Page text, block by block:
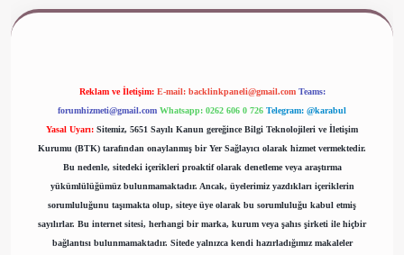
Reklam ve İletişim: E-mail: backlinkpaneli@gmail.com Teams:
forumhizmeti@gmail.com Whatsapp: 0262 606 0 726 Telegram: @karabul
Yasal Uyarı: Sitemiz, 5651 Sayılı Kanun gereğince Bilgi Teknolojileri ve İletişim
Kurumu (BTK) tarafından onaylanmış bir Yer Sağlayıcı olarak hizmet vermektedir.
Bu nedenle, sitedeki içerikleri proaktif olarak denetleme veya araştırma
yükümlülüğümüz bulunmamaktadır. Ancak, üyelerimiz yazdıkları içeriklerin
sorumluluğunu taşımakta olup, siteye üye olarak bu sorumluluğu kabul etmiş
sayılırlar. Bu internet sitesi, herhangi bir marka, kurum veya şahıs şirketi ile hiçbir
bağlantısı bulunmamaktadır. Sitede yalnızca kendi hazırladığımız makaleler